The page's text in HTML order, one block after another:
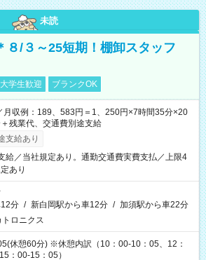
未読
８/３～25短期！棚卸スタッフ
大学生歓迎 ブランクOK
月収例：189、583円＝1、250円×7時間35分×20
残業代、交通費別途支給
支給あり
給／当社規定あり。通勤交通費実費支払／上限4
あり
分 / 新白岡駅から車12分 / 加須駅から車22分
ロニクス
休憩60分) ※休憩内訳（10：00-10：05、12：
：00-15：05）